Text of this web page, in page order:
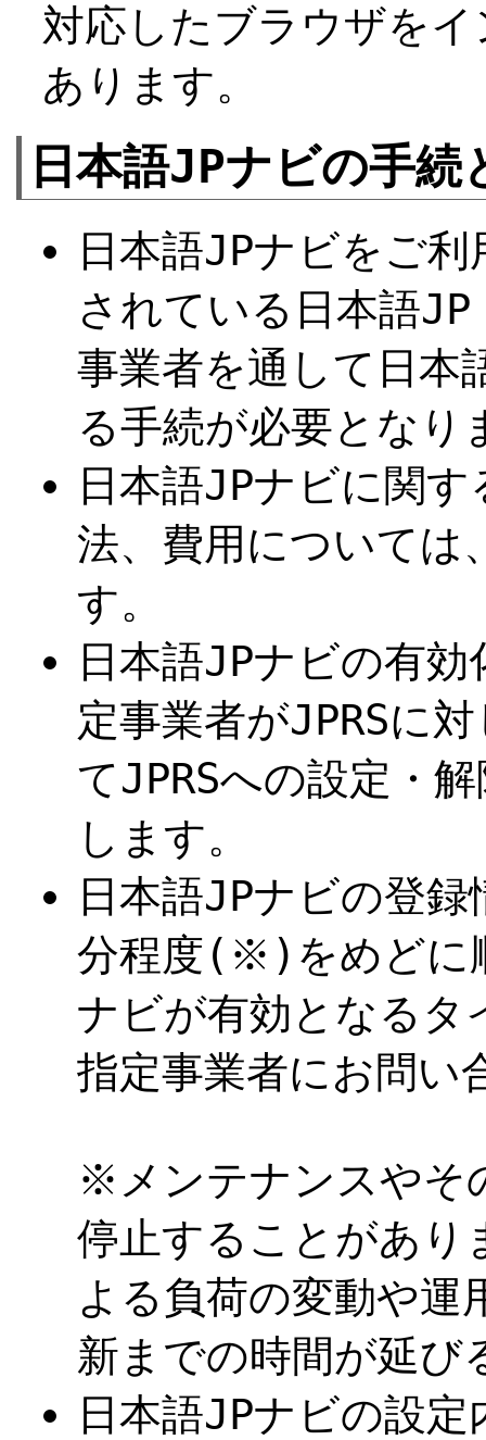
対応したブラウザを
あります。
日本語JPナビの手続
日本語JPナビをご
されている日本語
事業者を通して日本
る手続が必要となり
日本語JPナビに関
法、費用については
す。
日本語JPナビの有
定事業者がJPRSに
てJPRSへの設定・
します。
日本語JPナビの登
分程度(※)をめどに
ナビが有効となるタ
指定事業者にお問い
※メンテナンスやそ
停止することがあり
よる負荷の変動や運
新までの時間が延び
日本語JPナビの設